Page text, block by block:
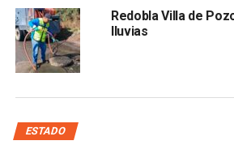
La funcionaria celebró el respaldo de la
Municipios por la Salud
deferias de salud
adultos.
Redobla Villa de
lluvias
ESTADO